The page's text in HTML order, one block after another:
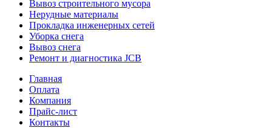
Вывоз строительного мусора
Нерудные материалы
Прокладка инженерных сетей
Уборка снега
Вывоз снега
Ремонт и диагностика JCB
Главная
Оплата
Компания
Прайс-лист
Контакты